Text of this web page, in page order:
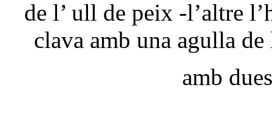
de l’ ull de peix -l’altre
clava amb una agulla
amb